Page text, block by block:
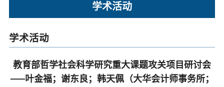
学术活动
学术活动
教育部哲学社会科学研究重大课题攻关项目研讨会
——叶金福；谢东良；韩天佩（大华会计师事务所；